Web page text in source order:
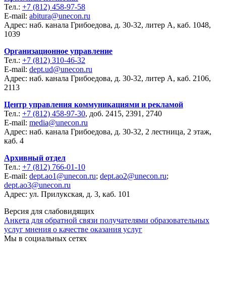
Тел.: +7 (812) 458-97-58
E-mail: abitura@unecon.ru
Адрес: наб. канала Грибоедова, д. 30-32, литер А, каб. 1048,
1039
Организационное управление
Тел.: +7 (812) 310-46-32
E-mail: dept.ud@unecon.ru
Адрес: наб. канала Грибоедова, д. 30-32, литер А, каб. 2106,
2113
Центр управления коммуникациями и рекламой
Тел.: +7 (812) 458-97-30, доб. 2415, 2391, 2740
E-mail: media@unecon.ru
Адрес: наб. канала Грибоедова, д. 30-32, 2 лестница, 2 этаж,
каб. 4
Архивный отдел
Тел.: +7 (812) 766-01-10
E-mail: dept.ao1@unecon.ru; dept.ao2@unecon.ru;
dept.ao3@unecon.ru
Адрес: ул. Прилукская, д. 3, каб. 101
Версия для слабовидящих
Анкета для обратной связи получателями образовательных
услуг мнения о качестве оказания услуг
Мы в социальных сетях